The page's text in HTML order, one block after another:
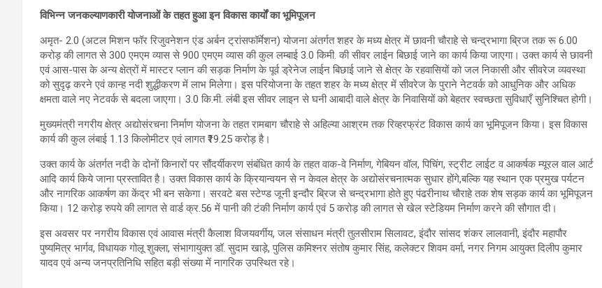
विभिन्न जनकल्याणकारी योजनाओं के तहत हुआ इन विकास कार्यों का भूमिपूजन
अमृत- 2.0 (अटल मिशन फॉर रिजुवनेशन एंड अर्बन ट्रांसफॉर्मेशन) योजना अंतर्गत शहर के मध्य क्षेत्र में छावनी चौराहे से चन्द्रभागा ब्रिज तक रू 6.00
करोड़ की लागत से 300 एमएम व्यास से 900 एमएम व्यास की कुल लम्बाई 3.0 किमी. की सीवर लाईन बिछाई जाने का कार्य किया जाएगा। उक्त कार्य से छावनी
एवं आस-पास के अन्य क्षेत्रों में मास्टर प्लान की सड़क निर्माण के पूर्व ड्रेनेज लाईन बिछाई जाने से क्षेत्र के रहवासियों को जल निकासी और सीवरेज व्यवस्था
को सुदृढ़ करने एवं कान्ह नदी शुद्धीकरण में लाभ मिलेगा। इस परियोजना के तहत शहर के मध्य क्षेत्र में सीवरेज के पुराने नेटवर्क को आधुनिक और अधिक
क्षमता वाले नए नेटवर्क से बदला जाएगा। 3.0 कि.मी. लंबी इस सीवर लाइन से घनी आबादी वाले क्षेत्र के निवासियों को बेहतर स्वच्छता सुविधाएँ सुनिश्चित होगी।
मुख्यमंत्री नगरीय क्षेत्र अद्योसंरचना निर्माण योजना के तहत रामबाग चौराहे से अहिल्या आश्रम तक रिव्हरफ्रंट विकास कार्य का भूमिपूजन किया। इस विकास
कार्य की कुल लंबाई 1.13 किलोमीटर एवं लागत ₹19.25 करोड़ है।
उक्त कार्य के अंतर्गत नदी के दोनों किनारों पर सौंदर्यीकरण संबंधित कार्य के तहत वाक-वे निर्माण, गेबियन वॉल, पिचिंग, स्ट्रीट लाईट व आकर्षक म्यूरल वाल आर्ट
आदि कार्य किये जाना प्रस्तावित है। उक्त विकास कार्य के क्रियान्वयन से न केवल क्षेत्र के अद्योसंरचनात्मक सुधार होंगे,बल्कि यह स्थान एक प्रमुख पर्यटन
और नागरिक आकर्षण का केंद्र भी बन सकेगा। सरवटे बस स्टेण्ड जूनी इन्दौर ब्रिज से चन्द्रभागा होते हुए पंढरीनाथ चौराहे तक शेष सड़क कार्य का भूमिपूजन
किया। 12 करोड़ रुपये की लागत से वार्ड क्र.56 में पानी की टंकी निर्माण कार्य एवं 5 करोड़ की लागत से खेल स्टेडियम निर्माण करने की सौगात दी।
इस अवसर पर नगरीय विकास एवं आवास मंत्री कैलाश विजयवर्गीय, जल संसाधन मंत्री तुलसीराम सिलावट, इंदौर सांसद शंकर लालवानी, इंदौर महापौर
पुष्यमित्र भार्गव, विधायक गोलू शुक्ला, संभागायुक्त डॉ. सुदाम खाड़े, पुलिस कमिश्नर संतोष कुमार सिंह, कलेक्टर शिवम वर्मा, नगर निगम आयुक्त दिलीप कुमार
यादव एवं अन्य जनप्रतिनिधि सहित बड़ी संख्या में नागरिक उपस्थित रहे।